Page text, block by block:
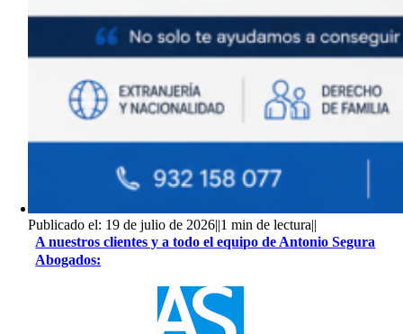
Publicado el: 19 de julio de 2026||1 min de lectura||
A nuestros clientes y a todo el equipo de Antonio Segura
Abogados: